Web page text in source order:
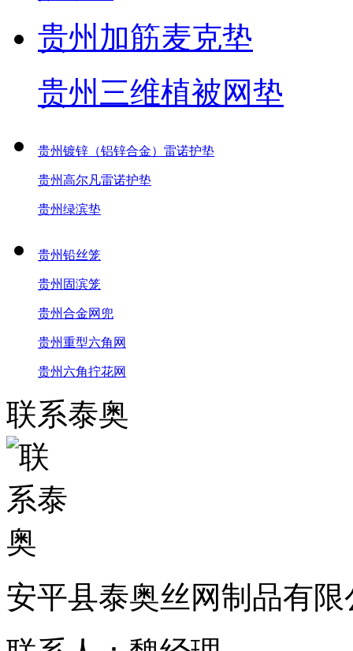
贵州加筋麦克垫
贵州三维植被网垫
贵州镀锌（铝锌合金）雷诺护垫
贵州高尔凡雷诺护垫
贵州绿滨垫
贵州铅丝笼
贵州固滨笼
贵州合金网兜
贵州重型六角网
贵州六角拧花网
联系泰奥
安平县泰奥丝网制品有限